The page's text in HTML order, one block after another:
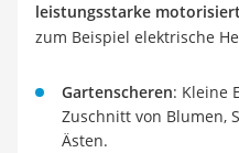
leistungsstarke
zum Beispiel elektrische
Gartenscheren: Kleine
Zuschnitt von Blumen,
Ästen.